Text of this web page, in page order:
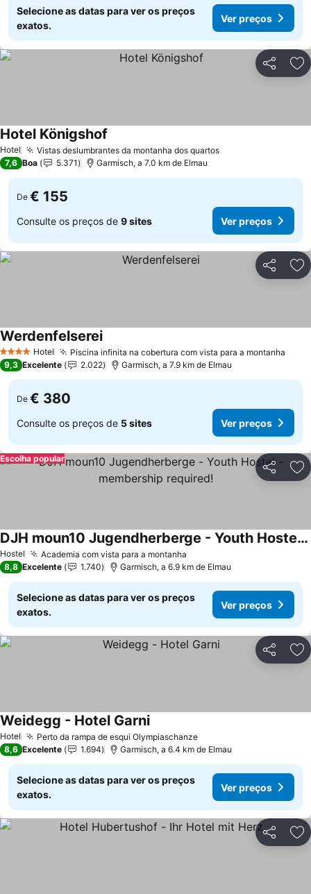
Selecione as datas para ver os preços
exatos.
Ver preços
Partilhar
Hotel Vistas deslumbrantes da montanha dos quartosVer preços
Hotel Königshof
7,6 Boa 5.371 Garmisch, a 7.0 km de Elmau
De € 155
Consulte os preços de 9 sites Ver preços
Partilhar
4 EstrelasHotel Piscina infinita na cobertura com vista para a montanha
WerdenfelsereiVer preços
9,3 Excelente 2.022 Garmisch, a 7.9 km de Elmau
De € 380
Consulte os preços de 5 sites Ver preços
Partilhar
Escolha popular
Hostel Academia com vista para a montanha
DJH moun10 Jugendherberge - Youth Hostel - membership required!
Ver preços
8,8 Excelente 1.740 Garmisch, a 6.9 km de Elmau
Selecione as datas para ver os preços
exatos.
Ver preços
Partilhar
Hotel Perto da rampa de esqui OlympiaschanzeVer preços
Weidegg - Hotel GarniVer preços
8,6 Excelente 1.694 Garmisch, a 6.4 km de Elmau
Selecione as datas para ver os preços
exatos.
Ver preços
Partilhar